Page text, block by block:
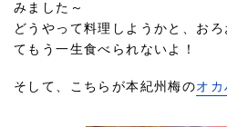
みました～
どうやって料理しようかと、お
てもう一生食べられないよ！
そして、こちらが本紀州梅のオカ